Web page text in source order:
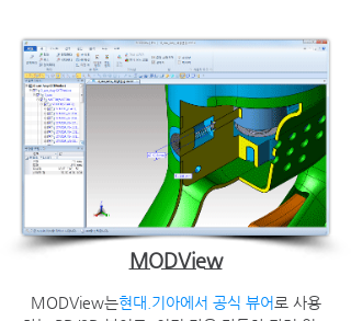
MODView
MODView는현대.기아에서 공식 뷰어 로 사용